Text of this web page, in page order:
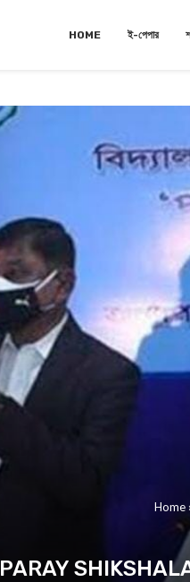
HOME ই-পেপার
Home
PARAY SHIKSHALAY